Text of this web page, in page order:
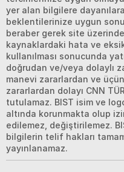
yer alan bilgilere
beklentilerinize uygun
beraber gerek site
kaynaklardaki hata ve
kullanılması sonucunda
doğrudan ve/veya dolaylı
manevi zararlardan ve
zararlardan dolayı CNN
tutulamaz. BIST isim ve
altında korunmakta olup
edilemez, değiştirilemez.
bilgilerin telif hakları
yayınlanamaz.